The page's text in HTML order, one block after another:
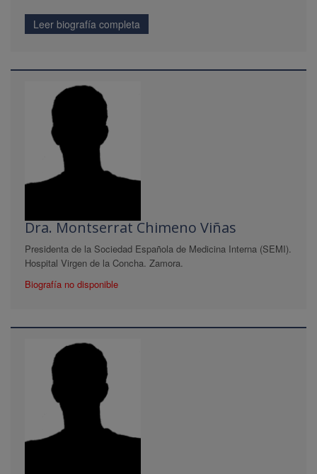
Leer biografía completa
Dra. Montserrat Chimeno Viñas
Presidenta de la Sociedad Española de Medicina Interna (SEMI).
Hospital Virgen de la Concha. Zamora.
Biografía no disponible